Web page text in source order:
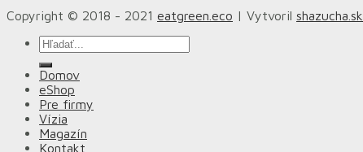
Copyright © 2018 - 2021 eatgreen.eco | Vytvoril shazucha.sk
Hľadať:
Domov
eShop
Pre firmy
Vízia
Magazín
Kontakt